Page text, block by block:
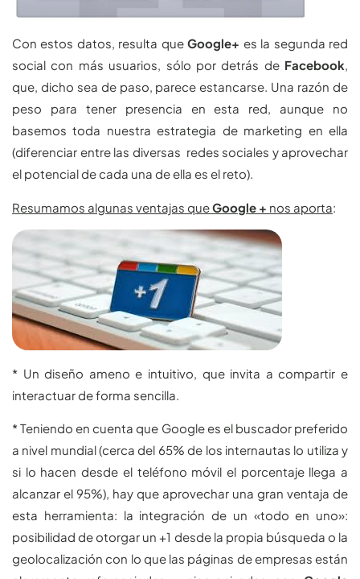
Con estos datos, resulta queGoogle+ es la segunda red
social con más usuarios, sólo por detrás de Facebook,
que, dicho sea de paso, parece estancarse. Una razón de
peso para tener presencia en esta red, aunque no
basemos toda nuestra estrategia de marketing en ella
(diferenciar entre las diversas redes sociales y aprovechar
el potencial de cada una de ella es el reto).
Resumamos algunas ventajas queGoogle + nos aporta:
* Un diseño ameno e intuitivo, que invita a compartir e
interactuar de forma sencilla.
* Teniendo en cuenta que Google es el buscador preferido
a nivel mundial (cerca del 65% de los internautas lo utiliza y
si lo hacen desde el teléfono móvil el porcentaje llega a
alcanzar el 95%), hay que aprovechar una gran ventaja de
esta herramienta: la integración de un «todo en uno»:
posibilidad de otorgar un +1 desde la propia búsqueda o la
geolocalización con lo que las páginas de empresas están